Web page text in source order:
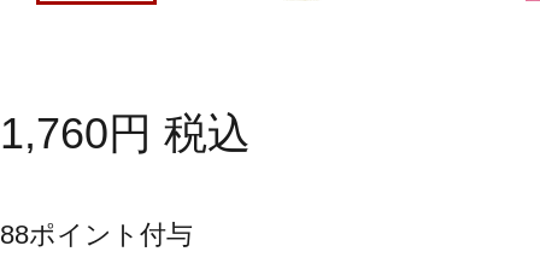
1,760円 税込
88ポイント付与